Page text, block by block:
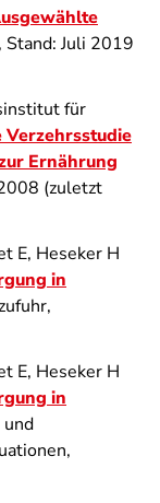
, Stand: Juli 2019
für
Verzehrsstudie
Ernährung
(zuletzt
E, Heseker H
in
E, Heseker H
in